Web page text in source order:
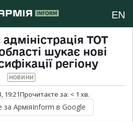
EN
ТОТ
шукає нові
регіону
НОВИНИ
19:21Прочитаєте за: < 1 хв.
за АрміяInform в Google